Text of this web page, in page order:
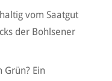
vom Saatgut
der Bohlsener
Grün? Ein